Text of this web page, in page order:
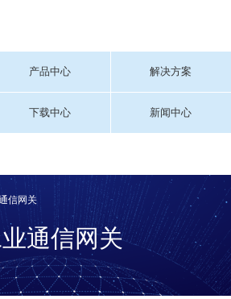
产品中心 解决方案
下载中心 新闻中心
通信网关
信网关